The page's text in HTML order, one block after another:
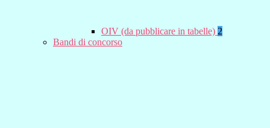
OIV (da pubblicare in tabelle) 2
Bandi di concorso